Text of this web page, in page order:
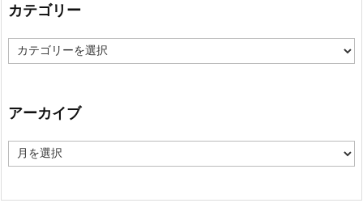
カテゴリー
テ
ー
アーカイブ
ー